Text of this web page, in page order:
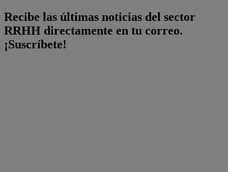
Recibe las últimas noticias del sector
RRHH directamente en tu correo.
¡Suscríbete!